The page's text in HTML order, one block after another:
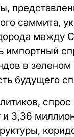
саммита,
между
импортный
в
будущего
и 3,36